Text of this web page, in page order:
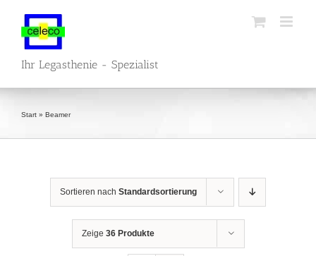
springen
Ihr Legasthenie - Spezialist
Start » Beamer
Sortieren nach Standardsortierung
Zeige 36 Produkte